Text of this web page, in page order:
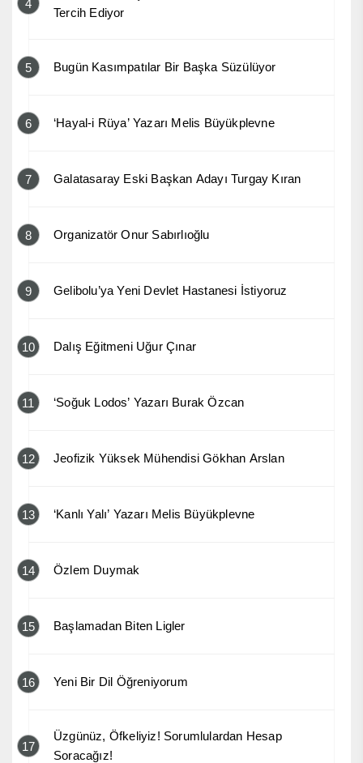
4
Tercih Ediyor
5 Bugün Kasımpatılar Bir Başka Süzülüyor
6 ‘Hayal-i Rüya’ Yazarı Melis Büyükplevne
7 Galatasaray Eski Başkan Adayı Turgay Kıran
8 Organizatör Onur Sabırlıoğlu
9 Gelibolu’ya Yeni Devlet Hastanesi İstiyoruz
10 Dalış Eğitmeni Uğur Çınar
11 ‘Soğuk Lodos’ Yazarı Burak Özcan
12 Jeofizik Yüksek Mühendisi Gökhan Arslan
13 ‘Kanlı Yalı’ Yazarı Melis Büyükplevne
14 Özlem Duymak
15 Başlamadan Biten Ligler
16 Yeni Bir Dil Öğreniyorum
17
Üzgünüz, Öfkeliyiz! Sorumlulardan Hesap
Soracağız!